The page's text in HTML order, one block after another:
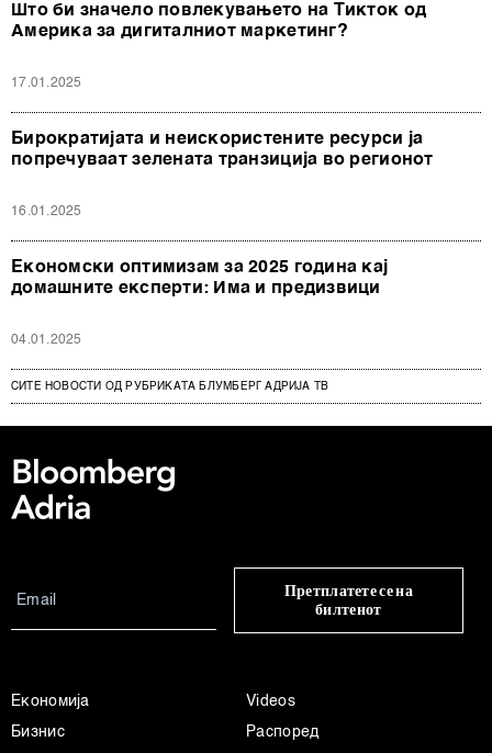
Што би значело повлекувањето на Тикток од
Америка за дигиталниот маркетинг?
17.01.2025
Бирократијата и неискористените ресурси ја
попречуваат зелената транзиција во регионот
16.01.2025
Економски оптимизам за 2025 година кај
домашните експерти: Има и предизвици
04.01.2025
СИТЕ НОВОСТИ ОД РУБРИКАТА БЛУМБЕРГ АДРИЈА ТВ
Претплатете се на
билтенот
Економија
Бизнис
Videos
Распоред